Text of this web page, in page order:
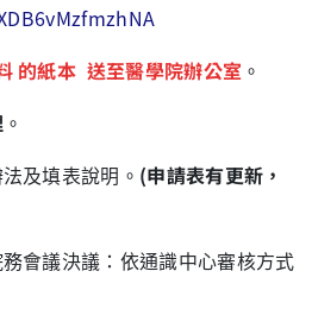
的紙本 送至醫學院辦公室 。
。
及填表說明。 (申請表有更新，
會議決議：依通識中心審核方式